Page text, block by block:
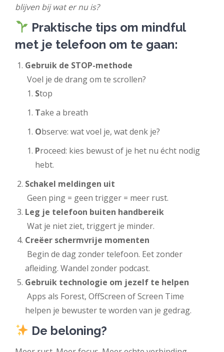
blijven bij wat er nu is?
Praktische tips om mindful
met je telefoon om te gaan:
Gebruik de STOP-methode
Voel je de drang om te scrollen?
Stop
Take a breath
Observe: wat voel je, wat denk je?
Proceed: kies bewust of je het nu écht nodig
hebt.
Schakel meldingen uit
Geen ping = geen trigger = meer rust.
Leg je telefoon buiten handbereik
Wat je niet ziet, triggert je minder.
Creëer schermvrije momenten
Begin de dag zonder telefoon. Eet zonder
afleiding. Wandel zonder podcast.
Gebruik technologie om jezelf te helpen
Apps als Forest, OffScreen of Screen Time
helpen je bewuster te worden van je gedrag.
De beloning?